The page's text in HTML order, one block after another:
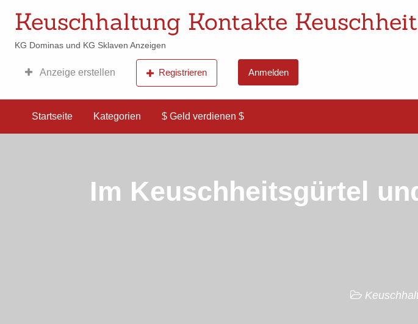
Geld
Keuschhaltung Kontakte
KG Dominas und KG Sklaven Anzeigen
Anzeige erstellen Registrieren Anmelden
Startseite Kategorien $ Geld verdienen $
Im Keuschheitsgürtel